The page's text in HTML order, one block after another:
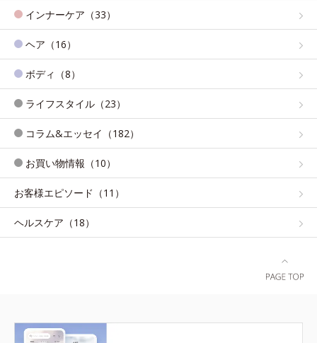
インナーケア（33）
ヘア（16）
ボディ（8）
ライフスタイル（23）
コラム&エッセイ（182）
お買い物情報（10）
お客様エピソード（11）
ヘルスケア（18）